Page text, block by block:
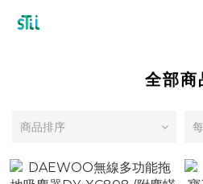
全部商
商品排序